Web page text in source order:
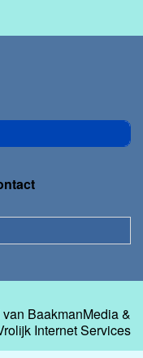
BaakmanMedia&
Internet Services